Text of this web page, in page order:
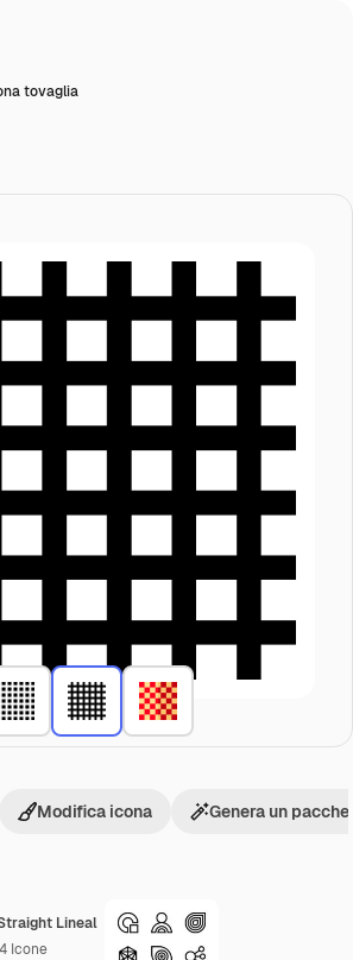
tovaglia
Lineal
Icone
Modifica icona Genera un